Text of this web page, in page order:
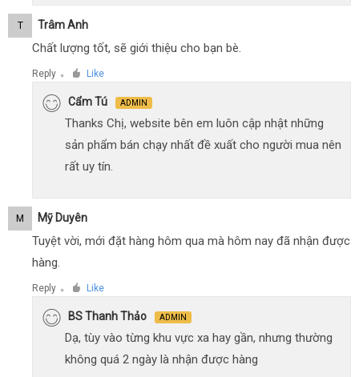
T Trâm Anh
Chất lượng tốt, sẽ giới thiệu cho bạn bè.
Reply ● Like
Cẩm Tú ADMIN
Thanks Chị, website bên em luôn cập nhật những
sản phẩm bán chạy nhất đề xuất cho người mua nên
rất uy tín.
M Mỹ Duyên
Tuyệt vời, mới đặt hàng hôm qua mà hôm nay đã nhận được
hàng.
Reply ● Like
BS Thanh Thảo ADMIN
Dạ, tùy vào từng khu vực xa hay gần, nhưng thường
không quá 2 ngày là nhận được hàng